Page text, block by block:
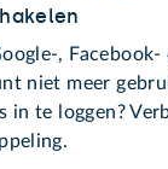
,
niet meer
in te loggen?